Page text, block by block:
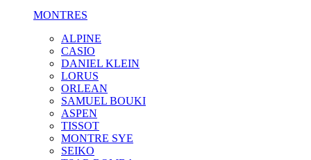
MONTRES
ALPINE
CASIO
DANIEL KLEIN
LORUS
ORLEAN
SAMUEL BOUKI
ASPEN
TISSOT
MONTRE SYE
SEIKO